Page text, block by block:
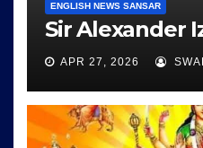
ENGLISH NEWS SANSAR
Sir Alexander
APR 27, 2026